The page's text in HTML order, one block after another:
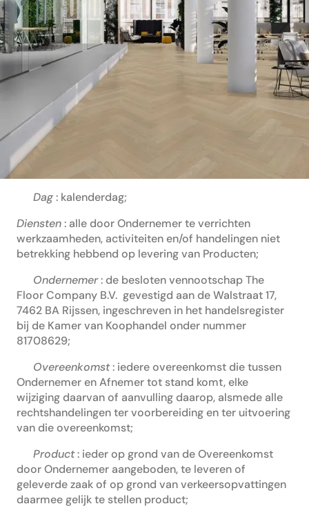
Algemene verkoop- en leveringsvoorwaarden The
Floor Company B.V.
Artikel 1 - Definities en toepasselijkheid
1. In deze Voorwaarden wordt verstaan onder:
Afnemer
rechtspersoon met wie de Ondernemer een
Overeenkomst aangaat dan wel aan wie aan de
Dag: kalenderdag;
Diensten: alle door Ondernemer te verrichten
werkzaamheden, activiteiten en/of handelingen niet
betrekking hebbend op levering van Producten;
Ondernemer: de besloten vennootschap The
Floor Company B.V. gevestigd aan de Walstraat 17,
7462 BA Rijssen, ingeschreven in het handelsregister
bij de Kamer van Koophandel onder nummer
81708629;
Overeenkomst: iedere overeenkomst die tussen
Ondernemer en Afnemer tot stand komt, elke
wijziging daarvan of aanvulling daarop, alsmede alle
rechtshandelingen ter voorbereiding en ter uitvoering
van die overeenkomst;
Product: ieder op grond van de Overeenkomst
door Ondernemer aangeboden, te leveren of
geleverde zaak of op grond van verkeersopvattingen
daarmee gelijk te stellen product;